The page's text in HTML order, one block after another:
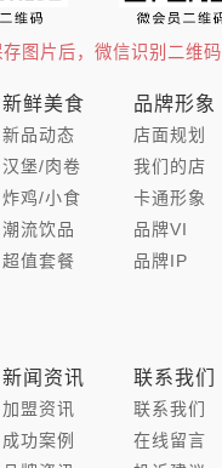
图片后，微信识别二维码
新鲜美食
新品动态
汉堡/肉卷
炸鸡/小食
潮流饮品
超值套餐
品牌形象
店面规划
我们的店
卡通形象
品牌VI
品牌IP
新闻资讯
加盟资讯
成功案例
联系我们
联系我们
在线留言